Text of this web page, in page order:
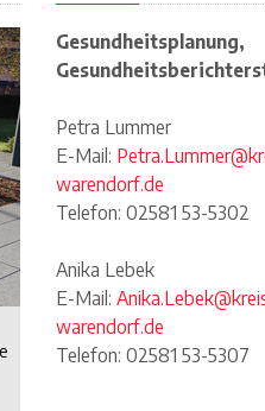
Gesundheitsplanung,
Petra Lummer
E-Mail:
warendorf.de
Telefon: 02581 53-5302
Anika Lebek
E-Mail:
warendorf.de
Telefon: 02581 53-5307